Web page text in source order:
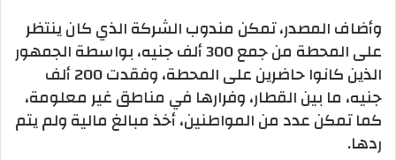
وأضاف المصدر، تمكن مندوب الشركة الذي كان ينتظر
على المحطة من جمع 300 ألف جنيه، بواسطة الجمهور
الذين كانوا حاضرين على المحطة، وفقدت 200 ألف
جنيه، ما بين القطار، وفرارها في مناطق غير معلومة،
كما تمكن عدد من المواطنين، أخذ مبالغ مالية ولم يتم
ردها.